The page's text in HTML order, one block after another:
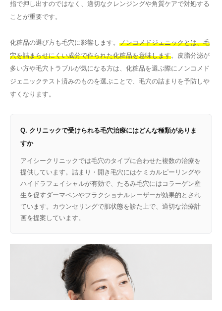
指で押し出すのではなく、適切なクレンジングや角質ケアで対処する
ことが重要です。
化粧品の選び方も毛穴に影響します。 ノンコメドジェニックとは、毛
穴を詰まらせにくい成分で作られた化粧品を意味します。皮脂分泌が
多い方や毛穴トラブルが気になる方は、化粧品を選ぶ際にノンコメド
ジェニックテスト済みのものを選ぶことで、毛穴の詰まりを予防しや
すくなります。
Q. クリニックで受けられる毛穴治療にはどんな種類がありま
すか
アイシークリニックでは毛穴のタイプに合わせた複数の治療を
提供しています。詰まり・開き毛穴にはケミカルピーリングや
ハイドラフェイシャルが有効で、たるみ毛穴にはコラーゲン産
生を促すダーマペンやフラクショナルレーザーが効果的とされ
ています。カウンセリングで肌状態を診た上で、適切な治療計
画を提案しています。